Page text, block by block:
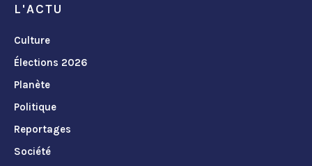
L'ACTU
Culture
Élections 2026
Planète
Politique
Reportages
Société